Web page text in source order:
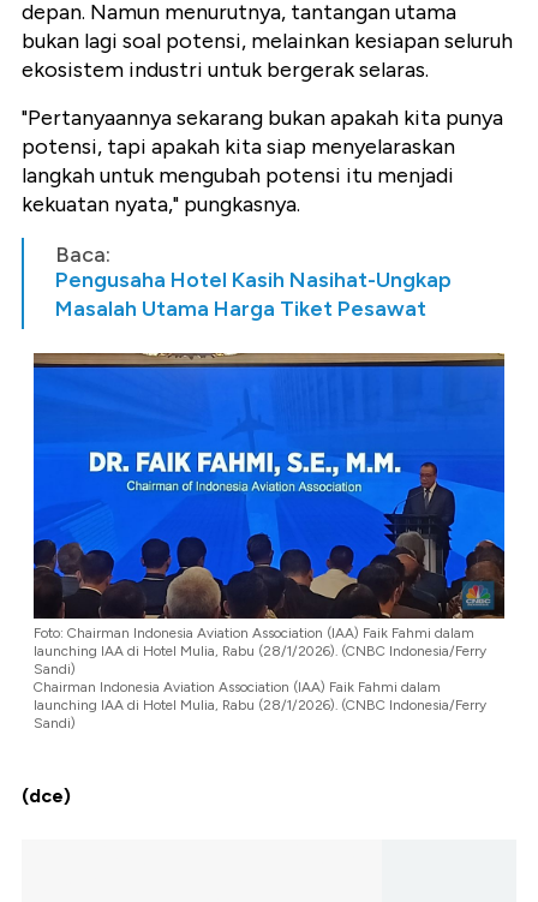
depan. Namun menurutnya, tantangan utama
bukan lagi soal potensi, melainkan kesiapan seluruh
ekosistem industri untuk bergerak selaras.
"Pertanyaannya sekarang bukan apakah kita punya
potensi, tapi apakah kita siap menyelaraskan
langkah untuk mengubah potensi itu menjadi
kekuatan nyata," pungkasnya.
Baca:
Pengusaha Hotel Kasih Nasihat-Ungkap
Masalah Utama Harga Tiket Pesawat
Foto: Chairman Indonesia Aviation Association (IAA) Faik Fahmi dalam
launching IAA di Hotel Mulia, Rabu (28/1/2026). (CNBC Indonesia/Ferry
Sandi)
Chairman Indonesia Aviation Association (IAA) Faik Fahmi dalam
launching IAA di Hotel Mulia, Rabu (28/1/2026). (CNBC Indonesia/Ferry
Sandi)
(dce)